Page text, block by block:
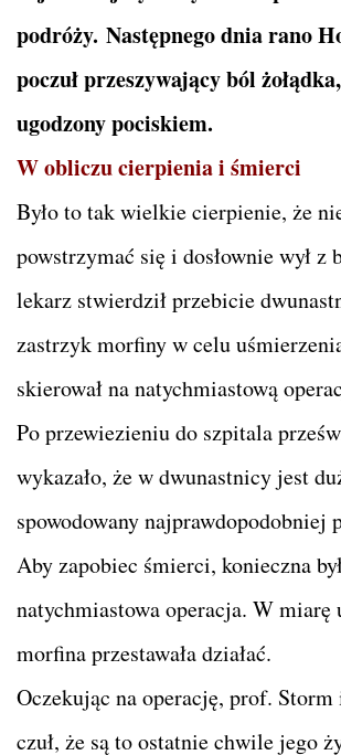
podróży. Następnego dnia rano
poczuł przeszywający ból
ugodzony pociskiem.
W obliczu cierpienia i śmierci
Było to tak wielkie cierpienie, że
powstrzymać się i dosłownie wył z
lekarz stwierdził przebicie
zastrzyk morfiny w celu
skierował na natychmiastową
Po przewiezieniu do szpitala
wykazało, że w dwunastnicy jest
spowodowany najprawdopodobniej
Aby zapobiec śmierci, konieczna
natychmiastowa operacja. W miarę
morfina przestawała działać.
Oczekując na operację, prof.
czuł, że są to ostatnie chwile jego